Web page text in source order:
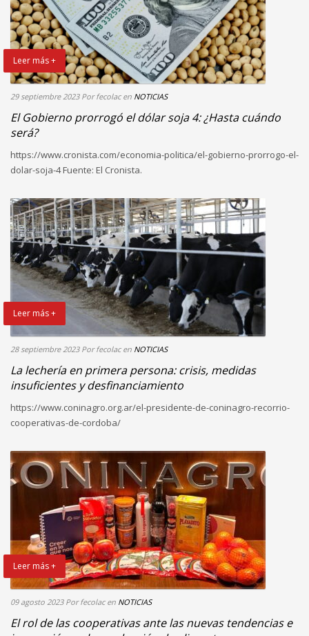
Leer más +
29 septiembre 2023 Por fecolac en NOTICIAS
El Gobierno prorrogó el dólar soja 4: ¿Hasta cuándo
será?
https://www.cronista.com/economia-politica/el-gobierno-prorrogo-el-
dolar-soja-4 Fuente: El Cronista.
Leer más +
28 septiembre 2023 Por fecolac en NOTICIAS
La lechería en primera persona: crisis, medidas
insuficientes y desfinanciamiento
https://www.coninagro.org.ar/el-presidente-de-coninagro-recorrio-
cooperativas-de-cordoba/
Leer más +
09 agosto 2023 Por fecolac en NOTICIAS
El rol de las cooperativas ante las nuevas tendencias e